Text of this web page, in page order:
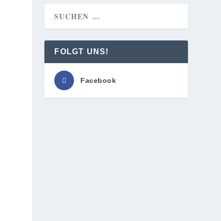
FOLGT UNS!
Facebook